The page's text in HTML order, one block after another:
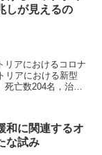
しが見えるの
リアにおけるコロナ
リアにおける新型
亡数204名，治癒
和に関連するオ
な試み